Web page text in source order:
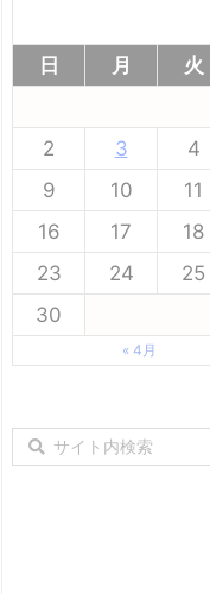
日
月 火
2
3 4
9
10 11
16
17 18
23
24 25
30
« 4月